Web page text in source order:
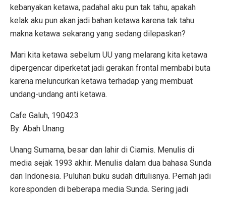
kebanyakan ketawa, padahal aku pun tak tahu, apakah
kelak aku pun akan jadi bahan ketawa karena tak tahu
makna ketawa sekarang yang sedang dilepaskan?
Mari kita ketawa sebelum UU yang melarang kita ketawa
dipergencar diperketat jadi gerakan frontal membabi buta
karena meluncurkan ketawa terhadap yang membuat
undang-undang anti ketawa.
Cafe Galuh, 190423
By: Abah Unang
Unang Sumarna, besar dan lahir di Ciamis. Menulis di
media sejak 1993 akhir. Menulis dalam dua bahasa Sunda
dan Indonesia. Puluhan buku sudah ditulisnya. Pernah jadi
koresponden di beberapa media Sunda. Sering jadi